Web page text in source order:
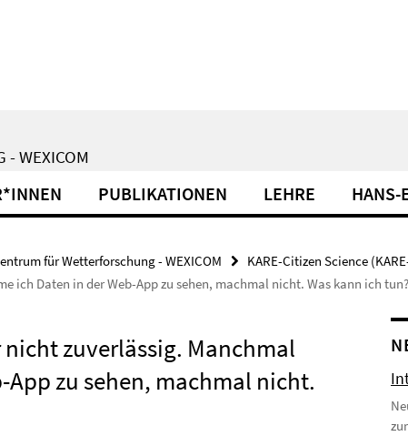
- WEXICOM
PUBLIKATIONEN LEHRE HANS-
für Wetterforschung - WEXICOM KARE-Citizen Science
ich Daten in der Web-App zu sehen, machmal nicht. Was kann ich tun?
nicht zuverlässig. Manchmal
zu sehen, machmal nicht.